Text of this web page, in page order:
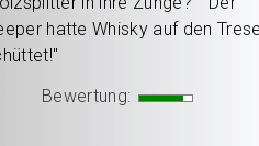
hatte Whisky auf den
Bewertung: